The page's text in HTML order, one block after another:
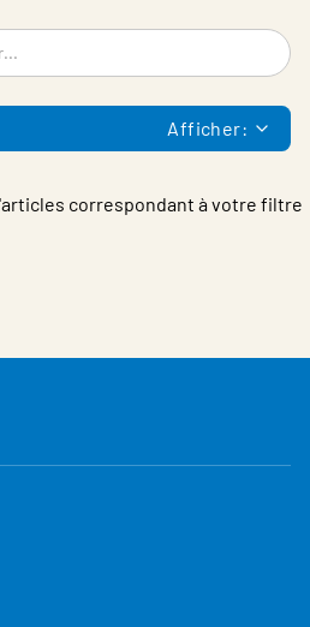
Afficher:
correspondant à votre filtre